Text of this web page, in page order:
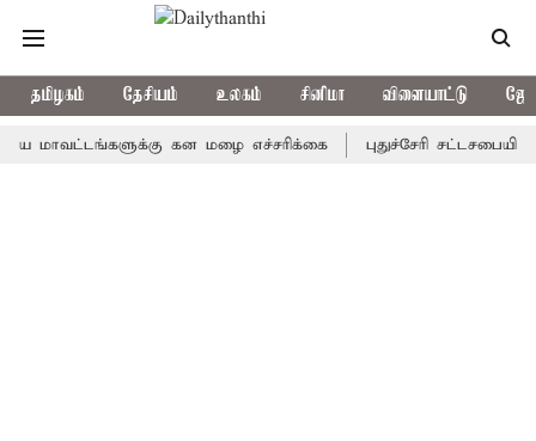
தமிழகம் தேசியம் உலகம் சினிமா விளையாட்டு
கன மழை எச்சரிக்கை புதுச்சேரி சட்டசபையில்